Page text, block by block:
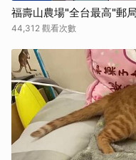
福壽山農場"全台最高"郵
44,312 觀看次數